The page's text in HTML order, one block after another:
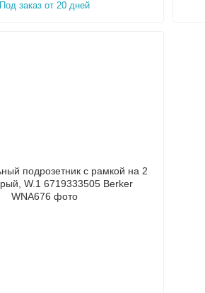
Под заказ от 20 дней